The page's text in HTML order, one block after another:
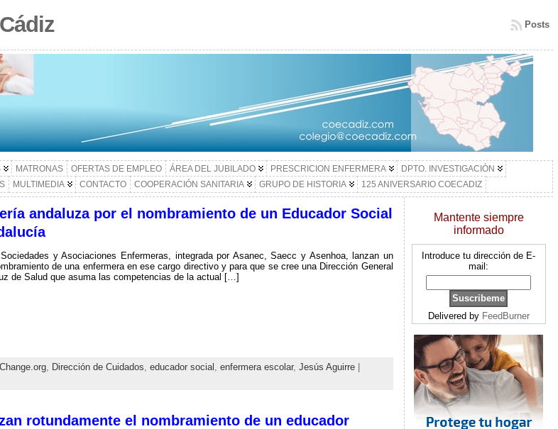
Posts
MATRONAS OFERTAS DE EMPLEO ÁREA DEL JUBILADO PRESCRICION ENFERMERA
DPTO. INVESTIGACIÓN
MULTIMEDIA CONTACTO COOPERACIÓN SANITARIA GRUPO DE HISTORIA 125 ANIVERSARIO COECADIZ
andaluza por el nombramiento de un Educador Social
Sociedades y Asociaciones Enfermeras, integrada por Asanec, Saecc y Asenhoa, lanzan un
de una enfermera en ese cargo directivo y para que se cree una Dirección General
de Salud que asuma las competencias de la actual […]
Change.org, Dirección de Cuidados educador social enfermera escolar, Jesús Aguirre|
rotundamente el nombramiento de un educador
Mantente siempre
informado
Introduce tu dirección de E-
mail:
Delivered by FeedBurner